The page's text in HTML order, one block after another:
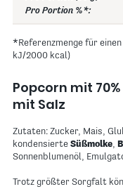
*Referenzmenge für
kJ/2000 kcal)
Popcorn mit
mit Salz
Zutaten: Zucker, Mais,
kondensierte Süßmolke,
Sonnenblumenöl,
Trotz größter Sorgfalt